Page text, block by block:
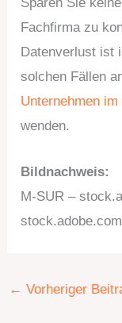
Fachfirma zu
Datenverlust ist
solchen Fällen
Unternehmen
wenden.
Bildnachweis:
M-SUR –
stock.adobe.com
← Vorheriger